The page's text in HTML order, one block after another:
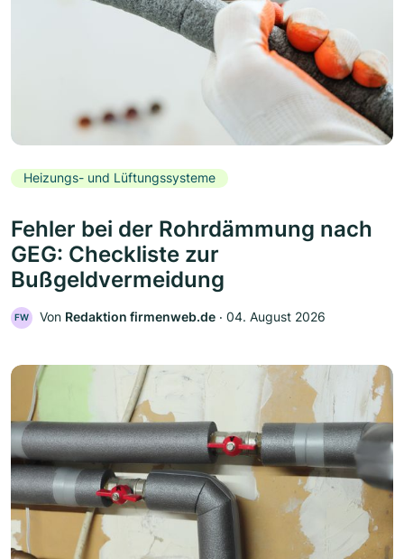
Heizungs- und Lüftungssysteme
Fehler bei der Rohrdämmung nach
GEG: Checkliste zur
Bußgeldvermeidung
FW Von Redaktion firmenweb.de ‧ 04. August 2026